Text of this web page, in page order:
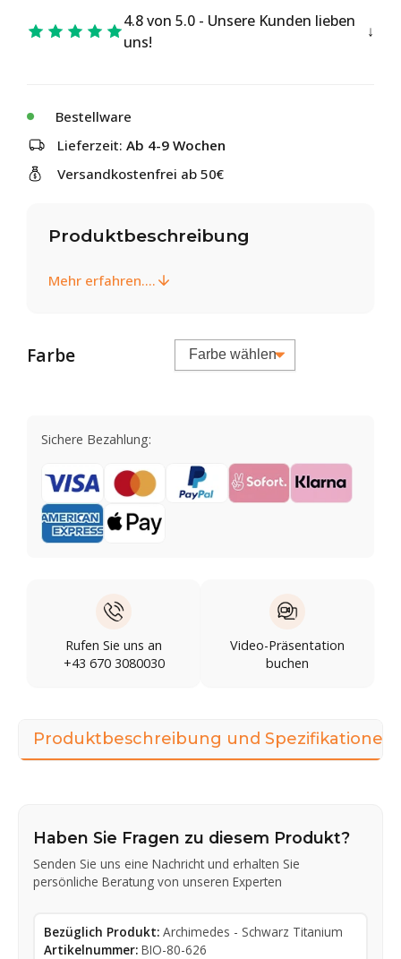
4.8 von 5.0 - Unsere Kunden lieben
uns!
Bestellware
Lieferzeit: Ab 4-9 Wochen
Versandkostenfrei ab 50€
Produktbeschreibung
Mehr erfahren....
Farbe
Sichere Bezahlung:
Rufen Sie uns an
+43 670 3080030
Video-Präsentation
buchen
Produktbeschreibung und Spezifikationen
Haben Sie Fragen zu diesem Produkt?
Senden Sie uns eine Nachricht und erhalten Sie
persönliche Beratung von unseren Experten
Bezüglich Produkt: Archimedes - Schwarz Titanium
Artikelnummer: BIO-80-626